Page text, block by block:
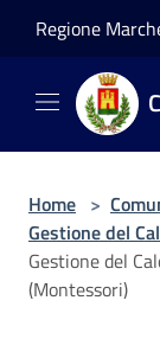
Regione
Home >
Gestione del
Gestione del
(Montessori)